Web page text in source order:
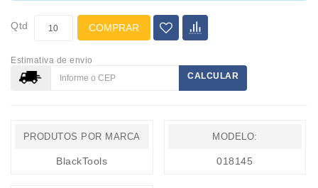
Qtd COMPRAR
Estimativa de envio
CALCULAR
PRODUTOS POR MARCA
BlackTools
MODELO:
018145